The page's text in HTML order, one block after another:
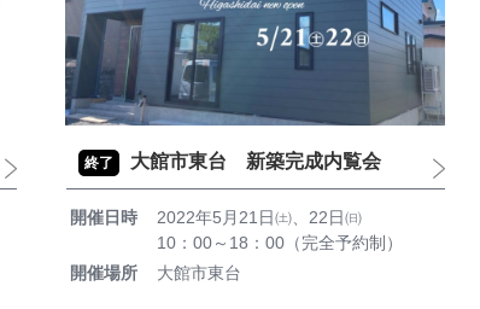
終了 大館市東台 新築完成内覧会
開催日時
2022年5月21日㈯、22日㈰
10：00～18：00（完全予約制）
開催場所
大館市東台